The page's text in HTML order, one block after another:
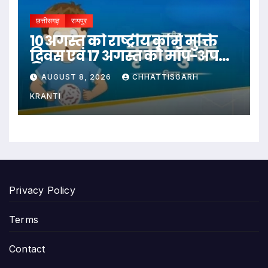
छत्तीसगढ़ रायपुर
10 अगस्त को राष्ट्रीय कृमि मुक्ति
दिवस एवं 17 अगस्त को मॉप-अप
दिवस
AUGUST 8, 2026 CHHATTISGARH
KRANTI
Privacy Policy
Terms
Contact